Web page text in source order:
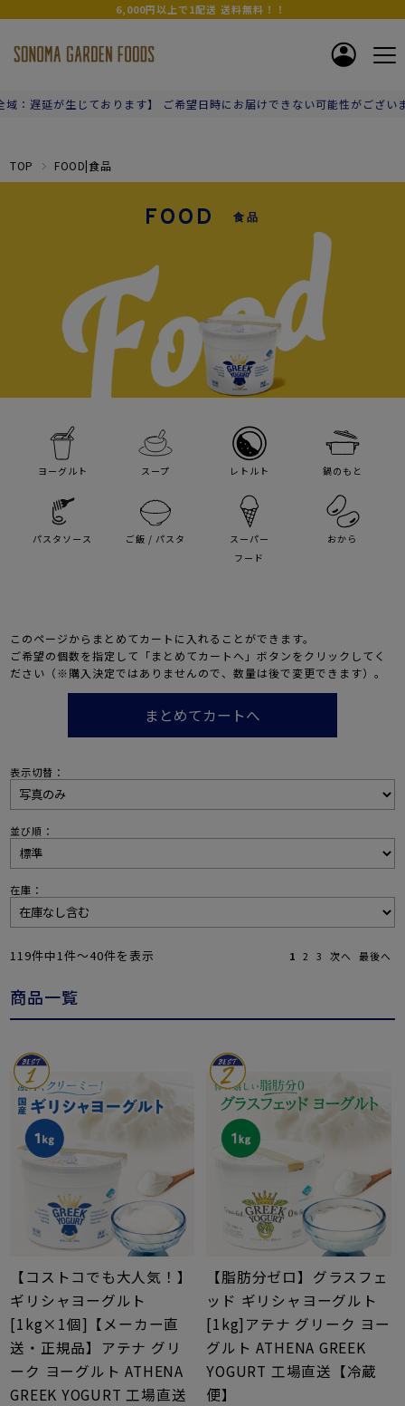
6,000円以上で1配送 送料無料！！
】 ご希望日時にお届けできない可能性がございます。ご容赦お願いいた
TOP FOOD|食品
FOOD 食品
ヨーグルト スープ レトルト 鍋のもと
パスタソース ご飯 / パスタ
スーパー
フード
おから
このページからまとめてカートに入れることができます。
ご希望の個数を指定して「まとめてカートへ」ボタンをクリックしてく
ださい（※購入決定ではありませんので、数量は後で変更できます）。
表示切替：
並び順：
在庫：
119件中1件〜40件を表示 1 2 3 次へ 最後へ
商品一覧
【コストコでも大人気！】
ギリシャヨーグルト
[1kg×1個]【メーカー直
送・正規品】アテナ グリ
ーク ヨーグルト ATHENA
GREEK YOGURT 工場直送
【脂肪分ゼロ】グラスフェ
ッド ギリシャヨーグルト
[1kg]アテナ グリーク ヨー
グルト ATHENA GREEK
YOGURT 工場直送【冷蔵
便】